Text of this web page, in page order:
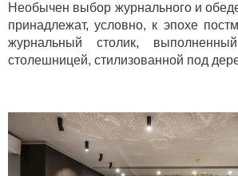
Необычен выбор журнального и
принадлежат, условно, к эпохе
журнальный столик,
столешницей, стилизованной под